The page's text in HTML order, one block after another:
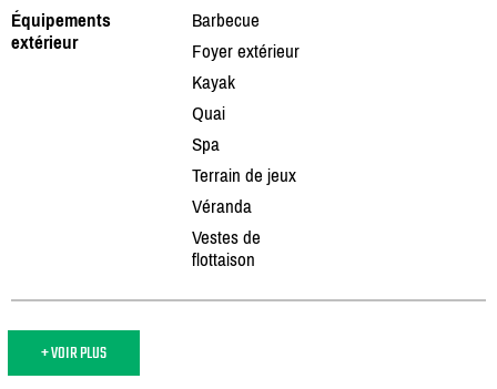
Équipements
extérieur
Barbecue
Foyer extérieur
Kayak
Quai
Spa
Terrain de jeux
Véranda
Vestes de
flottaison
+ VOIR PLUS